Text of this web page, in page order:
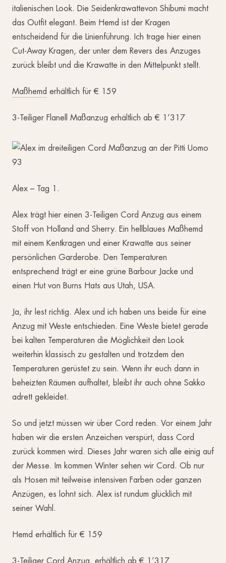
italienischen Look. Die Seidenkrawattevon Shibumi macht
das Outfit elegant. Beim Hemd ist der Kragen
entscheidend für die Linienführung. Ich trage hier einen
Cut-Away Kragen, der unter dem Revers des Anzuges
zurück bleibt und die Krawatte in den Mittelpunkt stellt.
Maßhemd erhältlich für € 159
3-Teiliger Flanell Maßanzug erhältlich ab € 1’317
Alex – Tag 1.
Alex trägt hier einen 3-Teiligen Cord Anzug aus einem
Stoff von Holland and Sherry. Ein hellblaues Maßhemd
mit einem Kentkragen und einer Krawatte aus seiner
persönlichen Garderobe. Den Temperaturen
entsprechend trägt er eine grüne Barbour Jacke und
einen Hut von Burns Hats aus Utah, USA.
Ja, ihr lest richtig. Alex und ich haben uns beide für eine
Anzug mit Weste entschieden. Eine Weste bietet gerade
bei kalten Temperaturen die Möglichkeit den Look
weiterhin klassisch zu gestalten und trotzdem den
Temperaturen gerüstet zu sein. Wenn ihr euch dann in
beheizten Räumen aufhaltet, bleibt ihr auch ohne Sakko
adrett gekleidet.
So und jetzt müssen wir über Cord reden. Vor einem Jahr
haben wir die ersten Anzeichen verspürt, dass Cord
zurück kommen wird. Dieses Jahr waren sich alle einig auf
der Messe. Im kommen Winter sehen wir Cord. Ob nur
als Hosen mit teilweise intensiven Farben oder ganzen
Anzügen, es lohnt sich. Alex ist rundum glücklich mit
seiner Wahl.
Hemd erhältlich für € 159
3-Teiliger Cord Anzug erhältlich ab € 1’317